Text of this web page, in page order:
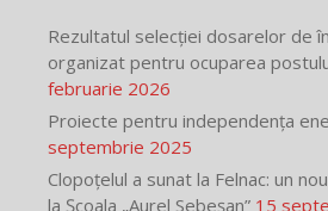
Rezultatul selecției dosarelor de
organizat pentru ocuparea
februarie 2026
Proiecte pentru independența
septembrie 2025
Clopoțelul a sunat la Felnac: un
la Școala „Aurel Sebeșan” 15